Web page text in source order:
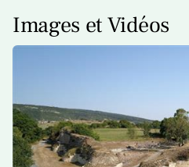
Images et Vidéos